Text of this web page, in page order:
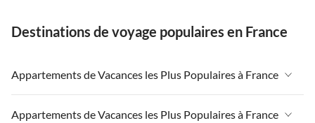
Destinations de voyage populaires en France
Appartements de Vacances les Plus Populaires à France
Appartements de Vacances à France
Appartements de Vacances les Plus Populaires à France